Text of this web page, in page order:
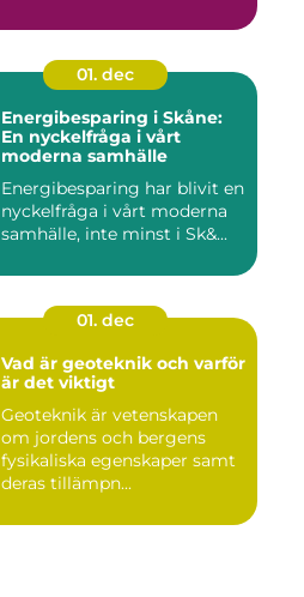
01. dec
Energibesparing i Skåne:
En nyckelfråga i vårt
moderna samhälle
Energibesparing har blivit en
nyckelfråga i vårt moderna
samhälle, inte minst i Sk&...
01. dec
Vad är geoteknik och varför
är det viktigt
Geoteknik är vetenskapen
om jordens och bergens
fysikaliska egenskaper samt
deras tillämpn...